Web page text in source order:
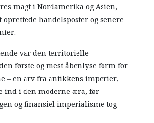
magt i Nordamerika og Asien,
oprettede handelsposter og senere
var den territorielle
første og mest åbenlyse form for
– en arv fra antikkens imperier,
ind i den moderne æra, før
og finansiel imperialisme tog